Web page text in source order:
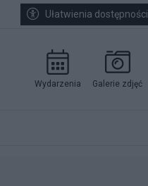
Ułatwienia dostępności
Wydarzenia Galerie zdjęć